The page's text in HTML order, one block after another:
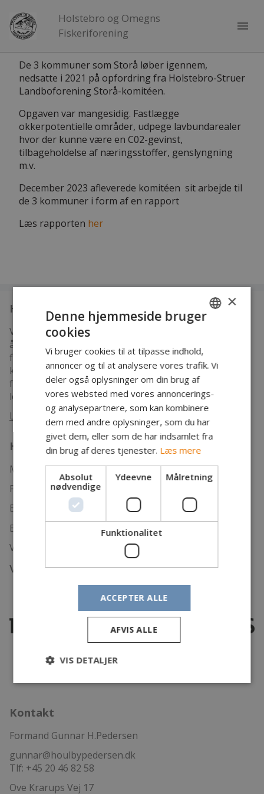
Holstebro og Omegns
Fiskeriforening
menu
De 3 kommuner som Storå løber igennem,
nedsatte i 2021 på opfordring fra Holstebro-Struer
Landboforening Storå-komitéen.
Opgaven var mangesidig. Fastlægge
okkerpotentielle områder, udpege lavbundarealer
hvor der kunne være en C02-gevinst,
tilbageholdelse af næringsstoffer, genslyngning
m.v.
December 2023 afleverede komitéen sit arbejde til
de 3 kommuner i form af en rapport
Læs rapporten her
Hvem er vi
Vi er en mere end 100 år gammel forening, som er
åben for alle. Vi har som mål at samle mest muligt
fiskevand i Storåen i Holstebro Kommune, så alle kan
komme til at fiske. Og så gør vi en meget stor indsats
for vandpleje blandt andet med gydegrus, så
levevilkårene for faunaen bliver så gode som muligt.
Læs mere
Hvad kan vi tilbyde
Mere end 40 km rigtig fint laksefiskevand
Fint socialt miljø langs fiskevandet
En juniorafdeling med faste klubaftener
Eget klubhus
Veludstyret værksted
Vi samarbejder med:
Kontakt
Formand Gunnar H.Pedersen
gunnar@houlbypedersen.dk
Tlf: +45 20 46 82 58
Ove Krarups Vej 17
ENGLISH
×
Denne hjemmeside bruger
cookies
Vi bruger cookies til at tilpasse indhold,
annoncer og til at analysere vores trafik. Vi
deler også oplysninger om din brug af
vores websted med vores annoncerings-
og analysepartnere, som kan kombinere
dem med andre oplysninger, som du har
givet dem, eller som de har indsamlet fra
din brug af deres tjenester. Læs mere
Absolut
nødvendige
Ydeevne Målretning
Funktionalitet
ACCEPTER ALLE
AFVIS ALLE
VIS DETALJER